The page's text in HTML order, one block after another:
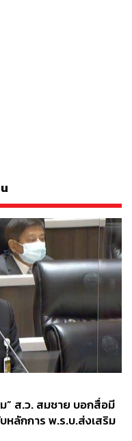
” ส.ว. สมชาย บอกสื่อมี
หลักการ พ.ร.บ.ส่งเสริม